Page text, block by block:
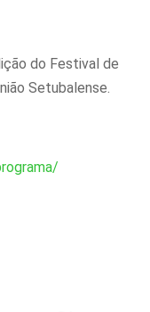
do Festival de
Setubalense.